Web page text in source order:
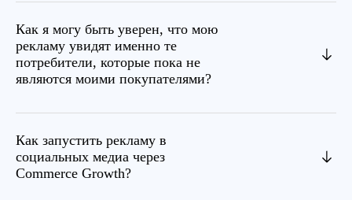
Как я могу быть уверен, что мою
рекламу увидят именно те
потребители, которые пока не
являются моими покупателями?
Как запустить рекламу в
социальных медиа через
Commerce Growth?